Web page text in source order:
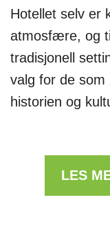
Hotellet selv er
atmosfære, og
tradisjonell
valg for de som
historien og
LES